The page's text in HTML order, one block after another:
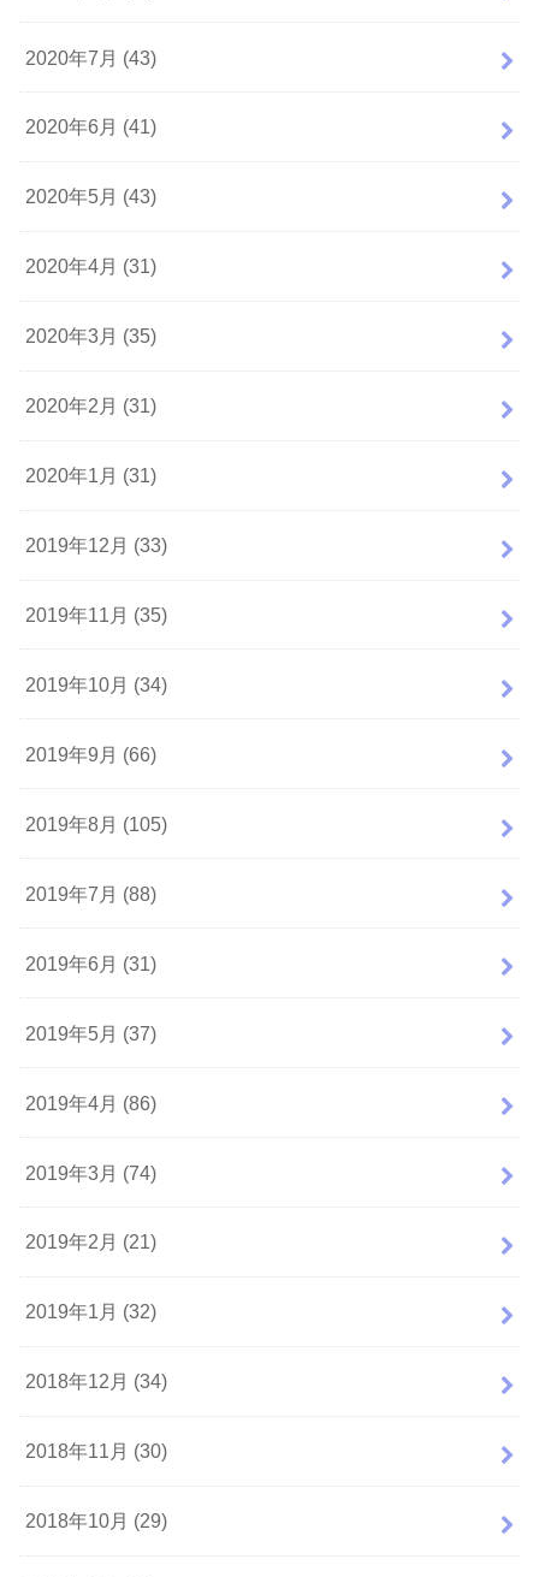
2020年7月 (43)
2020年6月 (41)
2020年5月 (43)
2020年4月 (31)
2020年3月 (35)
2020年2月 (31)
2020年1月 (31)
2019年12月 (33)
2019年11月 (35)
2019年10月 (34)
2019年9月 (66)
2019年8月 (105)
2019年7月 (88)
2019年6月 (31)
2019年5月 (37)
2019年4月 (86)
2019年3月 (74)
2019年2月 (21)
2019年1月 (32)
2018年12月 (34)
2018年11月 (30)
2018年10月 (29)